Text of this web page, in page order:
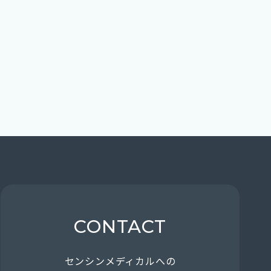
CONTACT
センシンメディカルへの